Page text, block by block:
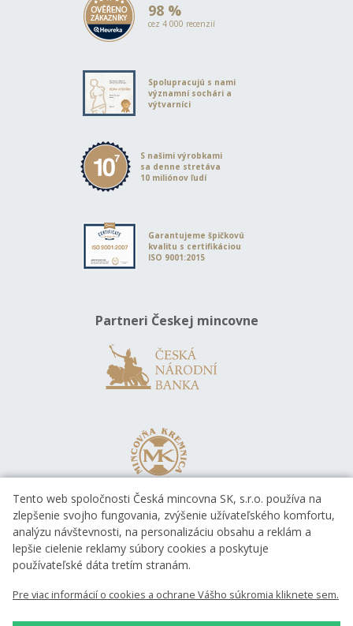
98 %
cez 4 000 recenzií
Spolupracujú s nami
významní sochári a
výtvarníci
S našimi výrobkami
sa denne stretáva
10 miliónov ľudí
Garantujeme špičkovú
kvalitu s certifikáciou
ISO 9001:2015
Partneri Českej mincovne
Tento web spoločnosti Česká mincovna SK, s.r.o. používa na
zlepšenie svojho fungovania, zvýšenie užívateľského komfortu,
analýzu návštevnosti, na personalizáciu obsahu a reklám a
lepšie cielenie reklamy súbory cookies a poskytuje
používateľské dáta tretím stranám.
Pre viac informácií o cookies a ochrane Vášho súkromia kliknete sem.